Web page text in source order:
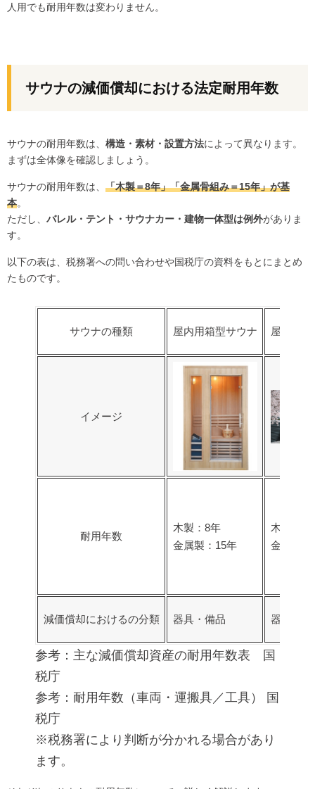
人用でも耐用年数は変わりません。
サウナの減価償却における法定耐用年数
サウナの耐用年数は、 構造・素材・設置方法によって異なります。
まずは全体像を確認しましょう。
サウナの耐用年数は、 「木製＝8年」「金属骨組み＝15年」が基
本。
ただし、 バレル・テント・サウナカー・建物一体型は例外がありま
す。
以下の表は、税務署への問い合わせや国税庁の資料をもとにまとめ
たものです。
サウナの種類 屋内用箱型サウナ 屋外用
イメージ
耐用年数
木製：8年
金属製：15年
木製：8
金属製：
減価償却におけるの分類 器具・備品 器具・備
参考： 主な減価償却資産の耐用年数表 国
税庁
参考： 耐用年数（車両・運搬具／工具） 国
税庁
※税務署により判断が分かれる場合があり
ます。